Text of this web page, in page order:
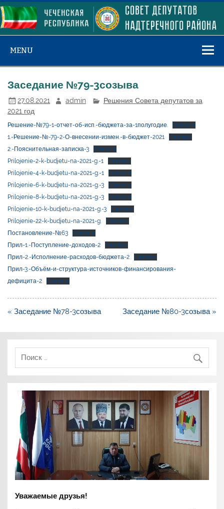
Skip
to
content
MENU
Заседание №79-3созыва
27.08.2021 admin
Решения Совета депутатов за
2021 год
Решение-№79-1-отчет-об-исп.-бюджета-за-1полугодие.
Скачать
1.-Решение-№-79-2-О-внесении-измен.-в-бюджет-2021
Скачать
2.-Пояснительная-записка-3
Скачать
Prilojenie-2-k-budjetu-na-2021-g.-1
Скачать
Prilojenie-4-k-budjetu-na-2021-g.-1
Скачать
Prilojenie-6-k-budjetu-na-2021-g.-3
Скачать
Prilojenie-8-k-budjetu-na-2021-g.-3
Скачать
Prilojenie-10-k-budjetu-na-2021-g.-3
Скачать
Prilojenie-22-k-budjetu-na-2021-g.
Скачать
Постановление-№63
Скачать
Прил-1.-Поступление-доходов-2
Скачать
Прил-2.-Исполнение-расходов-бюджета-2
Скачать
Прил-3.-Объём-и-структура-источников-финансирования-
дефицита-2
Скачать
Навигация
записям
« Заседание №78-3созыва Заседание №80-3созыва »
Уважаемые друзья!